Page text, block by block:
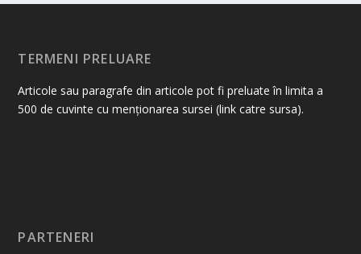
TERMENI PRELUARE
Articole sau paragrafe din articole pot fi preluate în limita a
500 de cuvinte cu menționarea sursei (link catre sursa).
PARTENERI